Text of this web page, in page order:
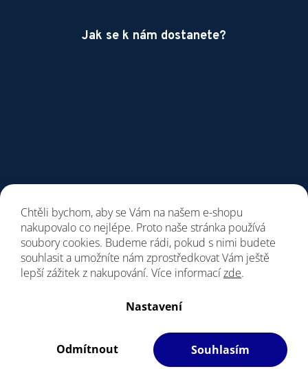
Chtěli bychom, aby se Vám na našem e-shopu
nakupovalo co nejlépe. Proto naše stránka používá
soubory cookies. Budeme rádi, pokud s nimi budete
souhlasit a umožníte nám zprostředkovat Vám ještě
lepší zážitek z nakupování. Více informacízde.
Nastavení
Odmítnout Souhlasím
bude prodejna z provozních důvodu zavřena.
Jak se k nám dostanete?
Vytvořil Shoptet
Upravit nastavení cookies
S láskou vyrobilo Filipesmedia 🧡